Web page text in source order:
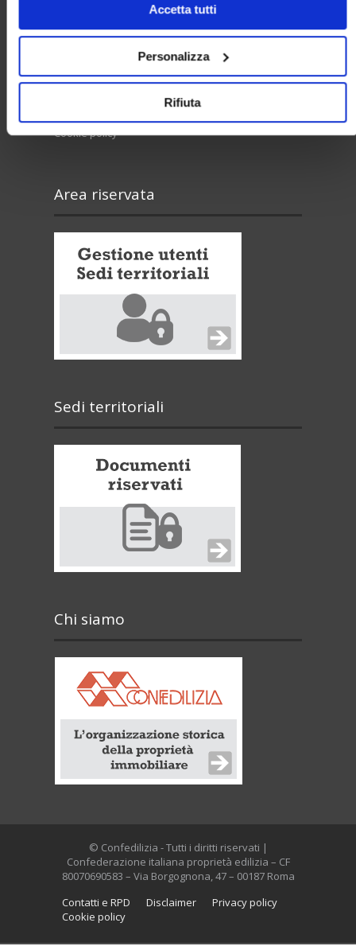
Accetta tutti
Personalizza
Rifiuta
Contatti e RPD
Cookie policy
Area riservata
Sedi territoriali
Chi siamo
© Confedilizia - Tutti i diritti riservati |
Confederazione italiana proprietà edilizia – CF
80070690583 – Via Borgognona, 47 – 00187 Roma
Contatti e RPD
Disclaimer
Privacy policy
Cookie policy